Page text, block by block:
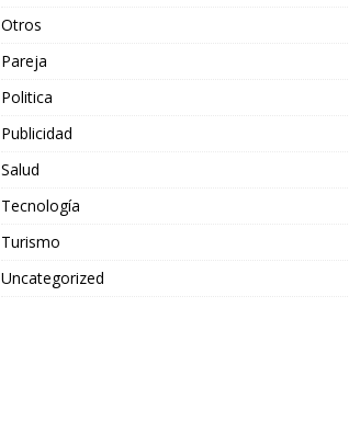
Otros
Pareja
Politica
Publicidad
Salud
Tecnología
Turismo
Uncategorized